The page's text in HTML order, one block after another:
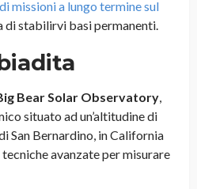
missioni a lungo termine sul
di stabilirvi basi permanenti.
Bear Solar Observatory
situato ad un’altitudine di
San Bernardino, in California
avanzate per misurare